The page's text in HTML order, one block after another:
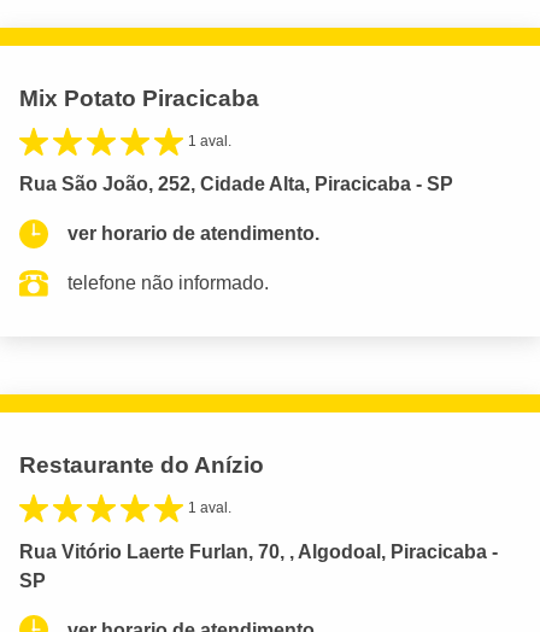
Mix Potato Piracicaba
1 aval.
Rua São João, 252, Cidade Alta, Piracicaba - SP
ver horario de atendimento.
telefone não informado.
Restaurante do Anízio
1 aval.
Rua Vitório Laerte Furlan, 70, , Algodoal, Piracicaba -
SP